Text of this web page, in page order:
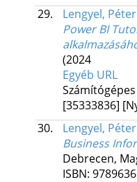
29.
Lengyel, Péter
Power BI
(2024
Egyéb URL
[35333836]
30.
Lengyel, Péter
Business
Debrecen,
ISBN: